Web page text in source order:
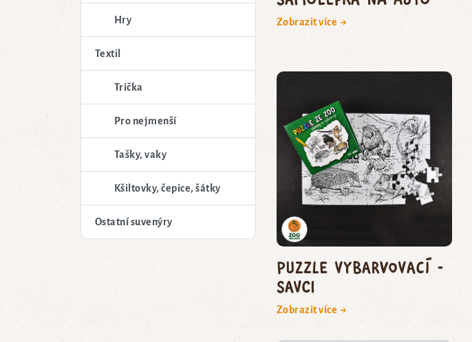
Hry
Textil
Trička
Pro nejmenší
Tašky, vaky
Kšiltovky, čepice, šátky
Ostatní suvenýry
Zobrazit více →
Puzzle vybarvovací -
savci
Zobrazit více →